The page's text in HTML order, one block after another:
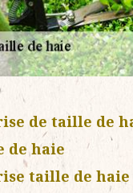
de taille de
de haie
taille de